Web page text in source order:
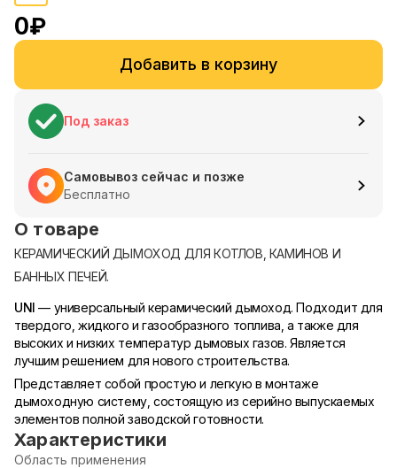
0₽
Добавить в корзину
Под заказ
Самовывоз сейчас и позже
Бесплатно
О товаре
КЕРАМИЧЕСКИЙ ДЫМОХОД ДЛЯ КОТЛОВ, КАМИНОВ И
БАННЫХ ПЕЧЕЙ.
UNI — универсальный керамический дымоход. Подходит для
твердого, жидкого и газообразного топлива, а также для
высоких и низких температур дымовых газов. Является
лучшим решением для нового строительства.
Представляет собой простую и легкую в монтаже
дымоходную систему, состоящую из серийно выпускаемых
элементов полной заводской готовности.
Характеристики
Область применения